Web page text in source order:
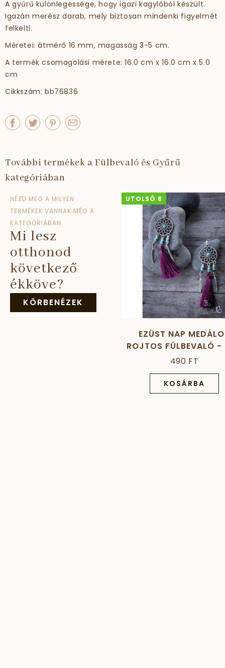
A gyűrű különlegessége, hogy igazi kagylóból készült.
Igazán merész darab, mely biztosan mindenki figyelmét
felkelti.
Méretei: átmérő 16 mm, magasság 3-5 cm.
A termék csomagolási mérete: 16.0 cm x 16.0 cm x 5.0
cm
Cikkszám: bb76836
További termékek a Fülbevaló és Gyűrű
kategóriában
NÉZD MEG A MILYEN
TERMÉKEK VANNAK MÉG A
KATEGÓRIÁBAN
Mi lesz
otthonod
következő
ékköve?
KÖRBENÉZEK
UTOLSÓ 8
EZÜST NAP
ROJTOS FÜLBEVALÓ -
490 FT
KOSÁRBA